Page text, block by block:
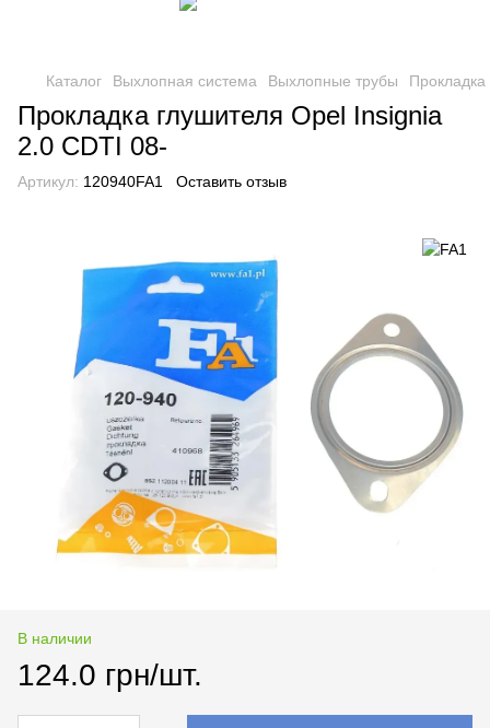
Каталог Выхлопная система Выхлопные трубы
Прокладка глушителя Opel Insignia
2.0 CDTI 08-
Артикул: 120940FA1 Оставить отзыв
В наличии
124.0 грн/шт.